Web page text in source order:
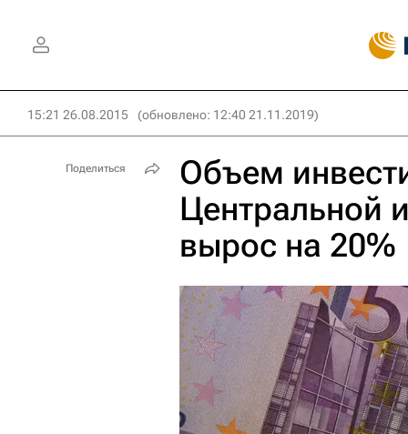
15:21 26.08.2015 (обновлено: 12:40 21.11.2019)
Объем
Центральной
вырос на 20%
Поделиться